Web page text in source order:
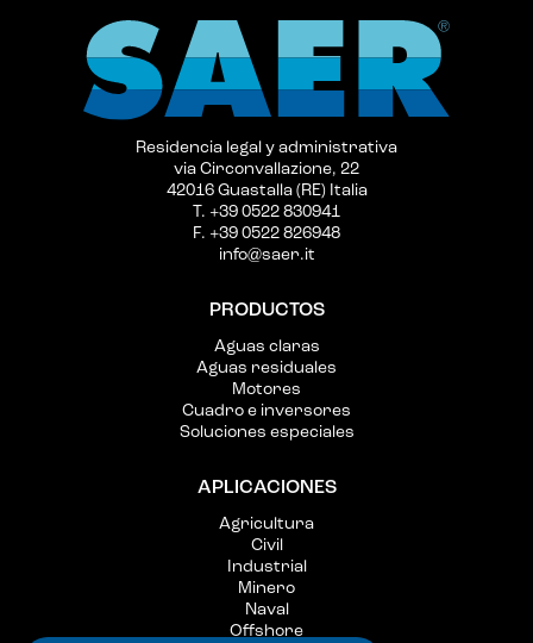
Residencia legal y administrativa
via Circonvallazione, 22
42016 Guastalla (RE) Italia
T. +39 0522 830941
F. +39 0522 826948
info@saer.it
PRODUCTOS
Aguas claras
Aguas residuales
Motores
Cuadro e inversores
Soluciones especiales
APLICACIONES
Agricultura
Civil
Industrial
Minero
Naval
Offshore